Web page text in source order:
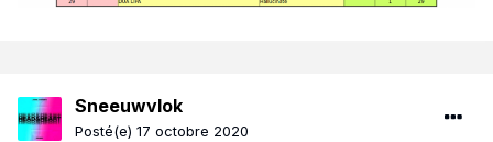
Sneeuwvlok
Posté(e) 17 octobre 2020